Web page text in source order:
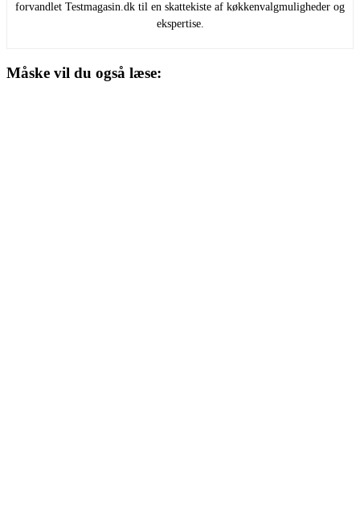
forvandlet Testmagasin.dk til en skattekiste af køkkenvalgmuligheder og
ekspertise.
Måske vil du også læse: